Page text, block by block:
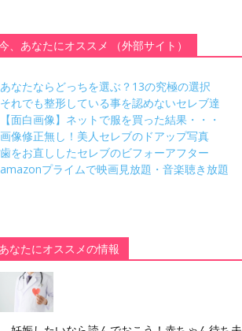
、あなたにオススメ （外部サイト）
あなたならどっちを選ぶ？13の究極の選択
それでも整形している事を認めないセレブ達
【面白画像】ネットで服を買った結果・・・
画像修正無し！美人セレブのドアップ写真
歯をお直ししたセレブのビフォーアフター
amazonプライムで映画見放題・音楽聴き放題
あなたにオススメの情報